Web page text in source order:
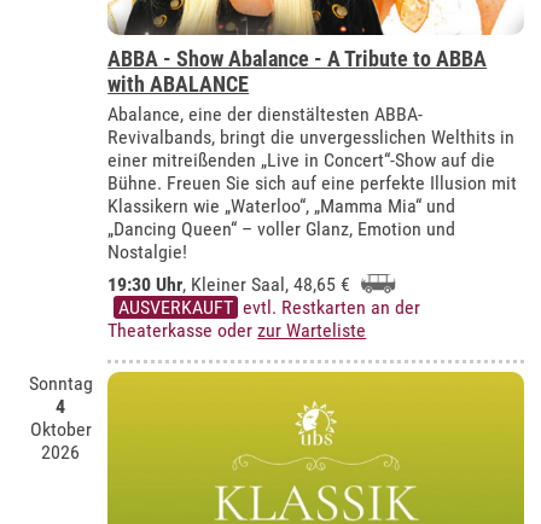
ABBA - Show Abalance - A Tribute to ABBA
with ABALANCE
Abalance, eine der dienstältesten ABBA-
Revivalbands, bringt die unvergesslichen Welthits in
einer mitreißenden „Live in Concert“-Show auf die
Bühne. Freuen Sie sich auf eine perfekte Illusion mit
Klassikern wie „Waterloo“, „Mamma Mia“ und
„Dancing Queen“ – voller Glanz, Emotion und
Nostalgie!
19:30 Uhr, Kleiner Saal, 48,65 €
AUSVERKAUFT evtl. Restkarten an der
Theaterkasse oderzur Warteliste
Sonntag
4
Oktober
2026